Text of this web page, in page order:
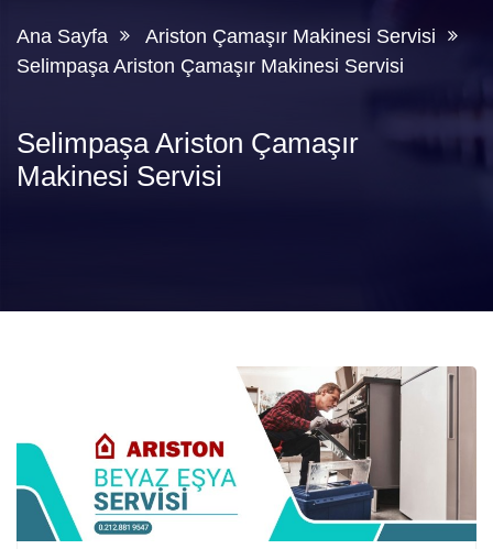
Ana Sayfa
Ariston Çamaşır Makinesi Servisi
Selimpaşa Ariston Çamaşır Makinesi Servisi
Selimpaşa Ariston Çamaşır
Makinesi Servisi